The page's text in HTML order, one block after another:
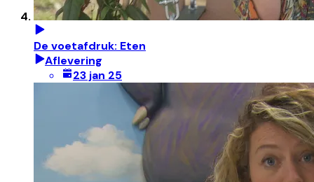
De voetafdruk: Eten
Aflevering
23 jan 25